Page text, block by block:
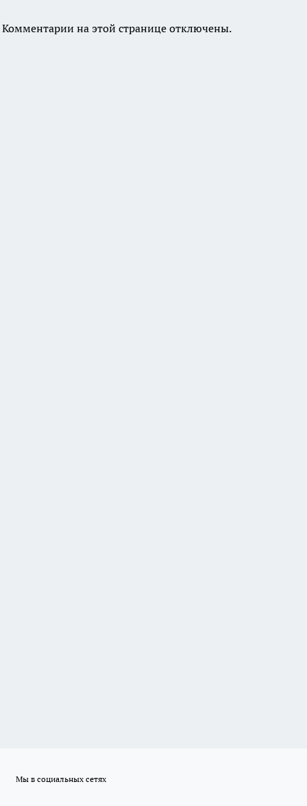
Комментарии на этой странице отключены.
Мы в социальных сетях